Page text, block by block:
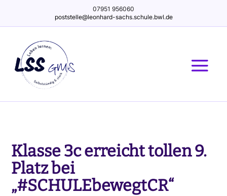
07951 956060
poststelle@leonhard-sachs.schule.bwl.de
Klasse 3c erreicht tollen 9.
Platz bei
„#SCHULEbewegtCR“